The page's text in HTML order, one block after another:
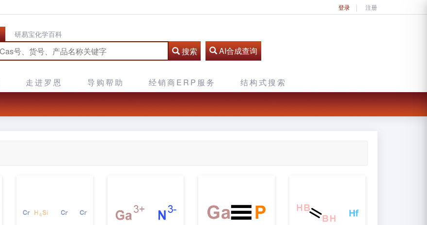
登录 注册
研易宝化学百科
搜索 AI合成查询
走进罗恩 导购帮助 经销商ERP服务 结构式搜索